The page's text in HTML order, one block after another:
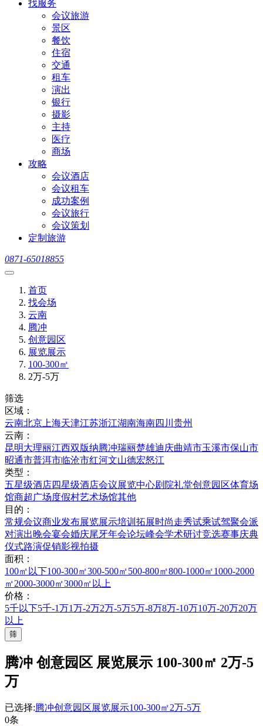
找服务
会议旅游
景区
餐饮
住宿
交通
租车
演出
银行
摄影
主持
医疗
商场
攻略
会议酒店
会议租车
成功案例
会议旅行
会议策划
定制旅游
0871-65018855
首页
找会场
云南
腾冲
创意园区
展览展示
100-300㎡
2万-5万
筛选
区域：
云南北京 上海天津江苏浙江湖南海南四川 贵州
云南：
昆明大理丽江西双版纳腾冲瑞丽楚雄迪庆曲靖市玉溪市保山市
昭通市普洱市临沧市红河文山德宏怒江
类型：
五星级酒店四星级酒店会议展览中心剧院礼堂创意园区体育场
馆商超广场度假村艺术场馆其他
目的：
常规会议商业发布展览展示培训拓展时尚走秀试乘试驾聚会派
对演出晚会宴会婚庆尾牙年会论坛峰会学术研讨竞选赛事庆典
仪式路演促销影视拍摄
面积：
100㎡以下100-300㎡300-500㎡500-800㎡800-1000㎡1000-2000
㎡2000-3000㎡3000㎡以上
价格：
5千以下5千-1万1万-2万2万-5万5万-8万8万-10万10万-20万20万
以上
筛
腾冲 创意园区 展览展示 100-300㎡ 2万-5
万
已选择:腾冲创意园区展览展示100-300㎡2万-5万
0条